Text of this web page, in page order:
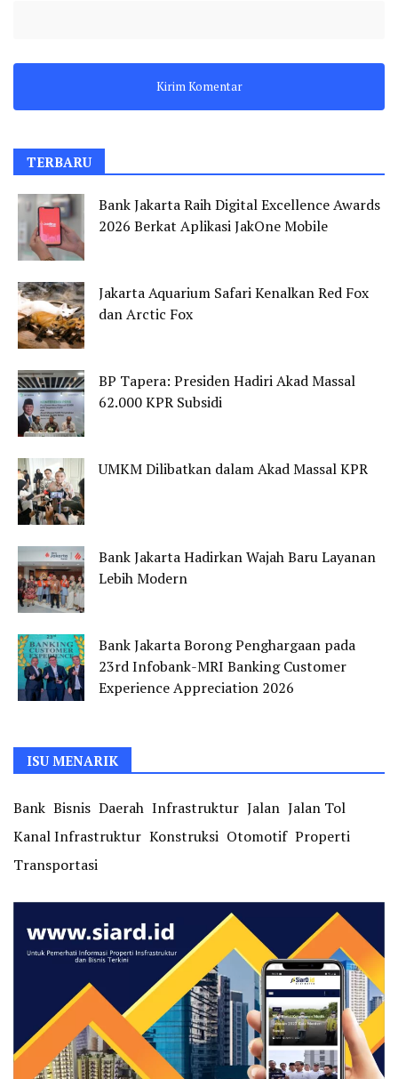
TERBARU
Bank Jakarta Raih Digital Excellence Awards
2026 Berkat Aplikasi JakOne Mobile
Jakarta Aquarium Safari Kenalkan Red Fox
dan Arctic Fox
BP Tapera: Presiden Hadiri Akad Massal
62.000 KPR Subsidi
UMKM Dilibatkan dalam Akad Massal KPR
Bank Jakarta Hadirkan Wajah Baru Layanan
Lebih Modern
Bank Jakarta Borong Penghargaan pada
23rd Infobank-MRI Banking Customer
Experience Appreciation 2026
ISU MENARIK
Bank Bisnis Daerah Infrastruktur Jalan Jalan Tol
Kanal Infrastruktur Konstruksi Otomotif Properti
Transportasi